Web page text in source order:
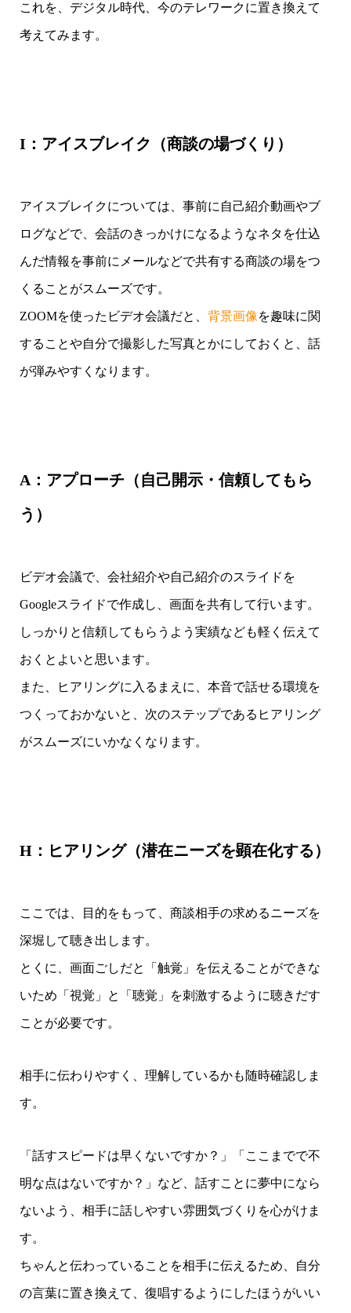
これを、デジタル時代、今のテレワークに置き換えて
考えてみます。
I：アイスブレイク（商談の場づくり）
アイスブレイクについては、事前に自己紹介動画やブ
ログなどで、会話のきっかけになるようなネタを仕込
んだ情報を事前にメールなどで共有する商談の場をつ
くることがスムーズです。
ZOOMを使ったビデオ会議だと、 背景画像を趣味に関
することや自分で撮影した写真とかにしておくと、話
が弾みやすくなります。
A：アプローチ（自己開示・信頼してもら
う）
ビデオ会議で、会社紹介や自己紹介のスライドを
Googleスライドで作成し、画面を共有して行います。
しっかりと信頼してもらうよう実績なども軽く伝えて
おくとよいと思います。
また、ヒアリングに入るまえに、本音で話せる環境を
つくっておかないと、次のステップであるヒアリング
がスムーズにいかなくなります。
H：ヒアリング（潜在ニーズを顕在化する）
ここでは、目的をもって、商談相手の求めるニーズを
深堀して聴き出します。
とくに、画面ごしだと「触覚」を伝えることができな
いため「視覚」と「聴覚」を刺激するように聴きだす
ことが必要です。
相手に伝わりやすく、理解しているかも随時確認しま
す。
「話すスピードは早くないですか？」「ここまでで不
明な点はないですか？」など、話すことに夢中になら
ないよう、相手に話しやすい雰囲気づくりを心がけま
す。
ちゃんと伝わっていることを相手に伝えるため、自分
の言葉に置き換えて、復唱するようにしたほうがいい